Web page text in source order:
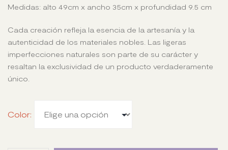
Medidas: alto 49cm x ancho 35cm x profundidad 9.5 cm
Cada creación refleja la esencia de la artesanía y la
autenticidad de los materiales nobles. Las ligeras
imperfecciones naturales son parte de su carácter y
resaltan la exclusividad de un producto verdaderamente
único.
Color